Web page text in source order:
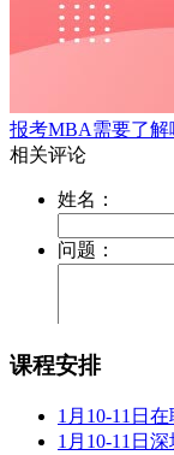
报考MBA需要了解
课程安排
1月10-11日
1月10-11日